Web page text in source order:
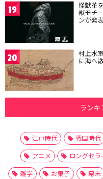
19 怪獣革
獣モチ
ンが発
20 村上水
に海へ
ランキ
江戸時代 戦国時代
アニメ
ロングセラ
雑学
お菓子 幕末